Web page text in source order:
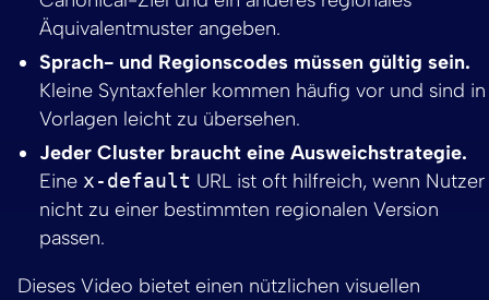
Äquivalentmuster angeben.
Sprach- und Regionscodes müssen gültig sein.
Kleine Syntaxfehler kommen häufig vor und sind in
Vorlagen leicht zu übersehen.
Jeder Cluster braucht eine Ausweichstrategie.
Eine x-default URL ist oft hilfreich, wenn Nutzer
nicht zu einer bestimmten regionalen Version
passen.
Dieses Video bietet einen nützlichen visuellen